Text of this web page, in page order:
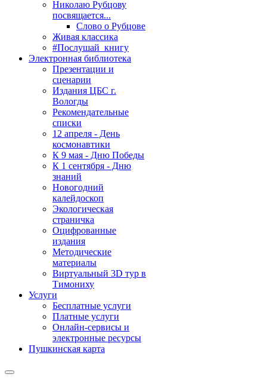
Николаю Рубцову
посвящается...
Слово о Рубцове
Живая классика
#Послушай_книгу
Электронная библиотека
Презентации и
сценарии
Издания ЦБС г.
Вологды
Рекомендательные
списки
12 апреля - День
космонавтики
К 9 мая - Дню Победы
К 1 сентября - Дню
знаний
Новогодний
калейдоскоп
Экологическая
страничка
Оцифрованные
издания
Методические
материалы
Виртуальный 3D тур в
Тимониху
Услуги
Бесплатные услуги
Платные услуги
Онлайн-сервисы и
электронные ресурсы
Пушкинская карта